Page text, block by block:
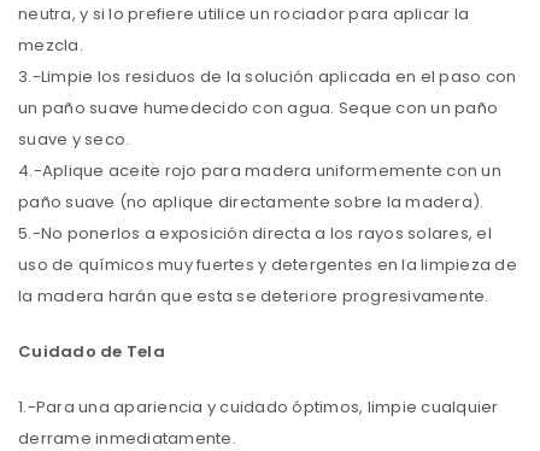
neutra, y si lo prefiere utilice un rociador para aplicar la
mezcla.
3.-Limpie los residuos de la solución aplicada en el paso con
un paño suave humedecido con agua. Seque con un paño
suave y seco.
4.-Aplique aceite rojo para madera uniformemente con un
paño suave (no aplique directamente sobre la madera).
5.-No ponerlos a exposición directa a los rayos solares, el
uso de químicos muy fuertes y detergentes en la limpieza de
la madera harán que esta se deteriore progresivamente.
Cuidado de Tela
1.-Para una apariencia y cuidado óptimos, limpie cualquier
derrame inmediatamente.